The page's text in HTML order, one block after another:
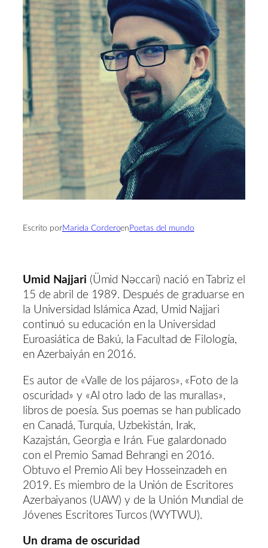
Escrito porMariela Corderoen Poetas del mundo
Umid Najjari (Ümid Nəccari) nació en Tabriz el
15 de abril de 1989. Después de graduarse en
la Universidad Islámica Azad, Umid Najjari
continuó su educación en la Universidad
Euroasiática de Bakú, la Facultad de Filología,
en Azerbaiyán en 2016.
Es autor de «Valle de los pájaros», «Foto de la
oscuridad» y «Al otro lado de las murallas»,
libros de poesía. Sus poemas se han publicado
en Canadá, Turquía, Uzbekistán, Irak,
Kazajstán, Georgia e Irán. Fue galardonado
con el Premio Samad Behrangi en 2016.
Obtuvo el Premio Ali bey Hosseinzadeh en
2019. Es miembro de la Unión de Escritores
Azerbaiyanos (UAW) y de la Unión Mundial de
Jóvenes Escritores Turcos (WYTWU).
Un drama de oscuridad